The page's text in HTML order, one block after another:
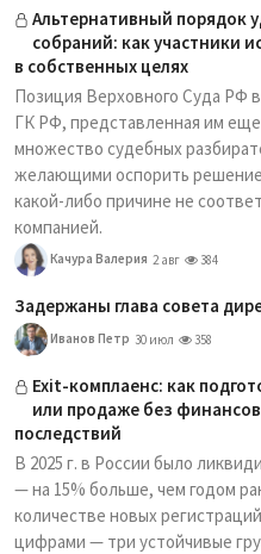
Альтернативный порядок
собраний: как участники
в собственных целях
Позиция Верховного Суда РФ
ГК РФ, представленная им еще
множество судебных
желающими оспорить
какой-либо причине не
компанией.
Качура Валерия 2 авг 384
Задержаны глава совета
Иванов Петр 30 июл 358
Exit-комплаенс: как
или продаже без
последствий
В 2025 г. в России было
— на 15% больше, чем годом
количестве новых
цифрами — три устойчивые